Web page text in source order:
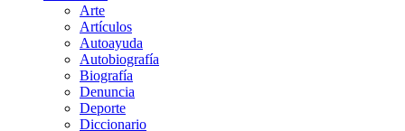
Arte
Artículos
Autoayuda
Autobiografía
Biografía
Denuncia
Deporte
Diccionario